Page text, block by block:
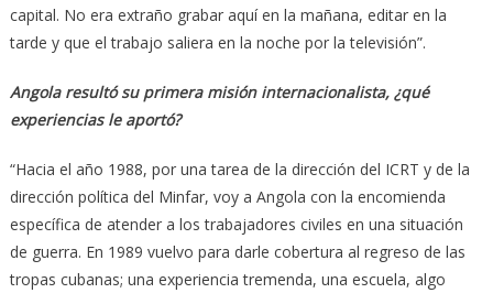
capital. No era extraño grabar aquí en la mañana, editar en la
tarde y que el trabajo saliera en la noche por la televisión”.
Angola resultó su primera misión internacionalista, ¿qué
experiencias le aportó?
“Hacia el año 1988, por una tarea de la dirección del ICRT y de la
dirección política del Minfar, voy a Angola con la encomienda
específica de atender a los trabajadores civiles en una situación
de guerra. En 1989 vuelvo para darle cobertura al regreso de las
tropas cubanas; una experiencia tremenda, una escuela, algo